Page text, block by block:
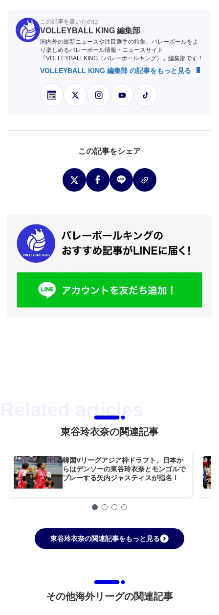
この記事を書いたのは
VOLLEYBALL KING 編集部
国内外の最新ニュースや注目選手の特集、バレーボールをよ
り楽しめるバレーボール情報・ニュースサイト
『VOLLEYBALLKING（バレーボールキング）』編集部です！
VOLLEYBALL KING 編集部 の記事をもっと見る
この記事をシェア
東谷玲衣奈の関連記事
韓国Vリーグアジア枠ドラフト、日本か
らはデンソーの東谷玲衣奈とモンゴルで
プレーする矢内ジャスティスが指名！
東谷玲衣奈の関連記事をもっと見る
その他海外リーグの関連記事